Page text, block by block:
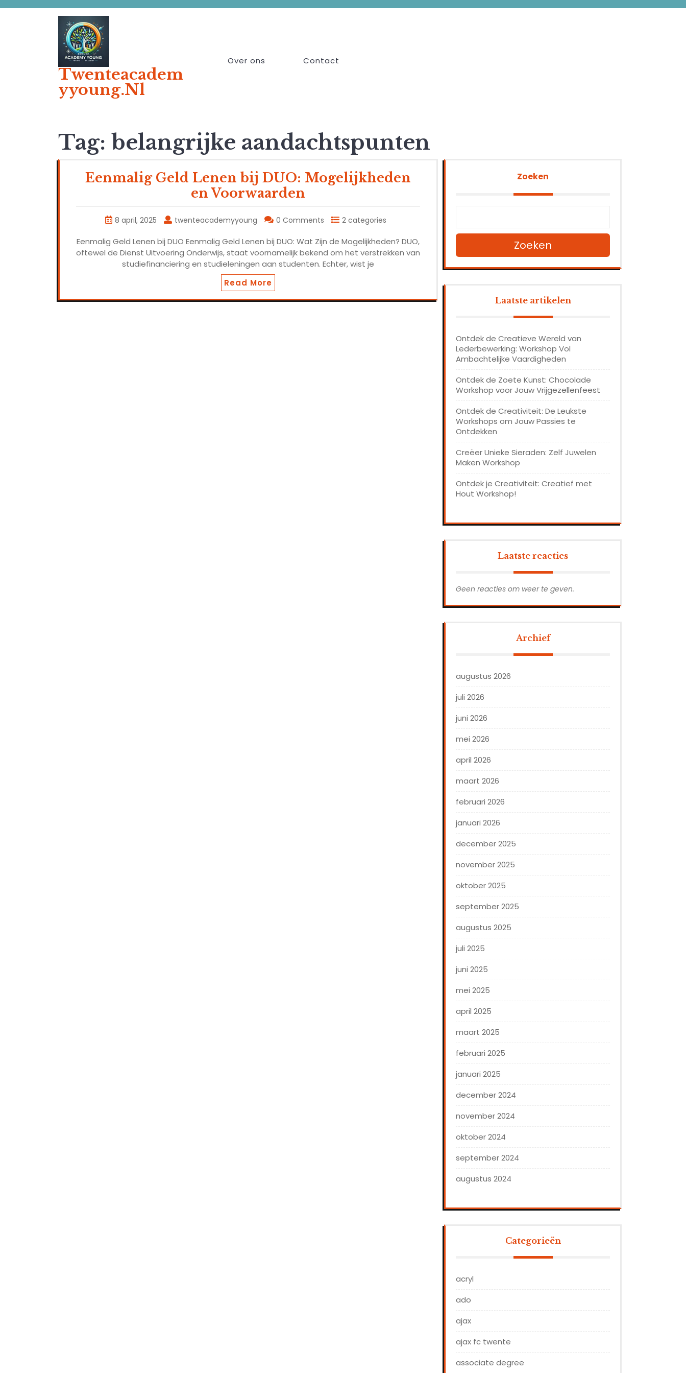
Twenteacadem
Yyoung.nl
Over ons Contact
Tag: belangrijke aandachtspunten
Eenmalig Geld Lenen bij DUO: Mogelijkheden
en Voorwaarden
8 april, 2025 twenteacademyyoung 0 Comments 2 categories
Eenmalig Geld Lenen bij DUO Eenmalig Geld Lenen bij DUO: Wat Zijn de Mogelijkheden? DUO,
oftewel de Dienst Uitvoering Onderwijs, staat voornamelijk bekend om het verstrekken van
studiefinanciering en studieleningen aan studenten. Echter, wist je
Read More
Zoeken
Zoeken
Laatste artikelen
Ontdek de Creatieve Wereld van
Lederbewerking: Workshop Vol
Ambachtelijke Vaardigheden
Ontdek de Zoete Kunst: Chocolade
Workshop voor Jouw Vrijgezellenfeest
Ontdek de Creativiteit: De Leukste
Workshops om Jouw Passies te
Ontdekken
Creëer Unieke Sieraden: Zelf Juwelen
Maken Workshop
Ontdek je Creativiteit: Creatief met
Hout Workshop!
Laatste reacties
Geen reacties om weer te geven.
Archief
augustus 2026
juli 2026
juni 2026
mei 2026
april 2026
maart 2026
februari 2026
januari 2026
december 2025
november 2025
oktober 2025
september 2025
augustus 2025
juli 2025
juni 2025
mei 2025
april 2025
maart 2025
februari 2025
januari 2025
december 2024
november 2024
oktober 2024
september 2024
augustus 2024
Categorieën
acryl
ado
ajax
ajax fc twente
associate degree